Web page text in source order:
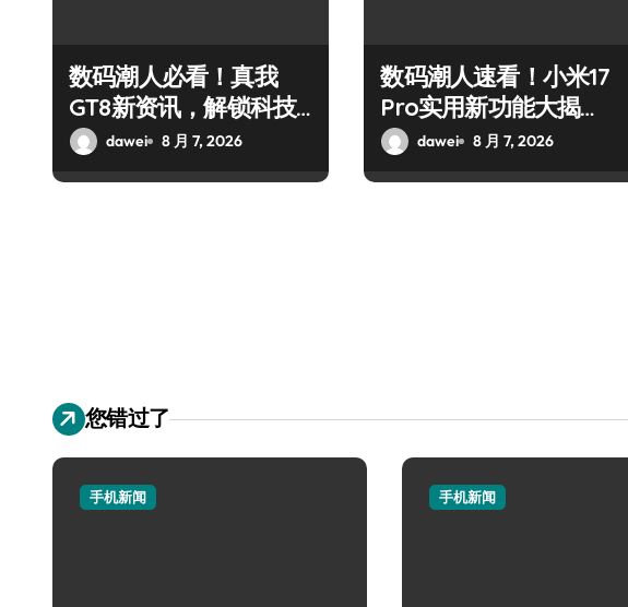
数码潮人必看！真我
GT8新资讯，解锁科技
新玩法超带感！
dawei 8 月 7, 2026
数码潮人速看！小米17
Pro实用新功能大揭
秘，抢先尝鲜！
dawei 8 月 7, 2026
您错过了
手机新闻 手机新闻